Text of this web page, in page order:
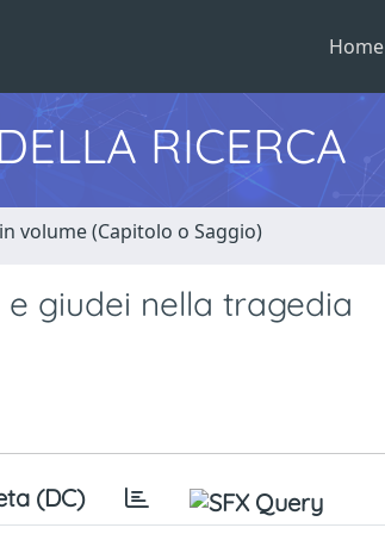
Home
RICERCA
volume (Capitolo o Saggio)
giudei nella tragedia
(DC)